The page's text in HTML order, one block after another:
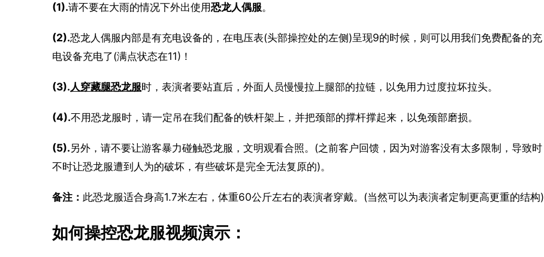
(1).请不要在大雨的情况下外出使用恐龙人偶服。
(2).恐龙人偶服内部是有充电设备的，在电压表(头部操控处的左侧)呈现9的时候，则可以用我们免费配备的充
电设备充电了(满点状态在11)！
(3).人穿藏腿恐龙服时，表演者要站直后，外面人员慢慢拉上腿部的拉链，以免用力过度拉坏拉头。
(4).不用恐龙服时，请一定吊在我们配备的铁杆架上，并把颈部的撑杆撑起来，以免颈部磨损。
(5).另外，请不要让游客暴力碰触恐龙服，文明观看合照。(之前客户回馈，因为对游客没有太多限制，导致时
不时让恐龙服遭到人为的破坏，有些破坏是完全无法复原的)。
备注： 此恐龙服适合身高1.7米左右，体重60公斤左右的表演者穿戴。(当然可以为表演者定制更高更重的结构)
如何操控恐龙服视频演示：